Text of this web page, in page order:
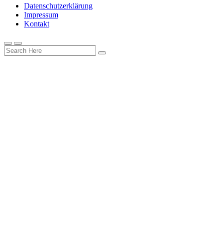
Datenschutzerklärung
Impressum
Kontakt